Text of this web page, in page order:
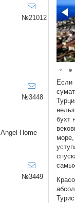
№21012
Angel Home
№3448
№3449
Если
бухт
море,